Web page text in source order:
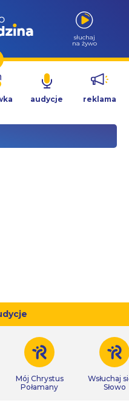
słuchaj
na żywo
audycje reklama
Mój Chrystus
Połamany
Wsłuchaj
Słowo